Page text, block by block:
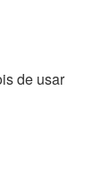
de usar